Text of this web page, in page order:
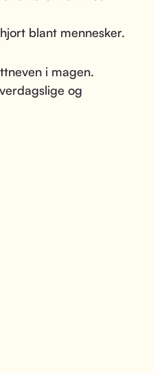
blant mennesker.
i magen.
og